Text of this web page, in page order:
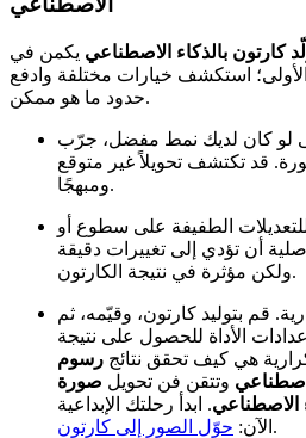
كارتون بالذكاء الاصطناعي يكمن في
الأولى؛ استكشف خيارات مختلفة وادفع
حدود ما هو ممكن.
لو كان لديك نمط مفضل، جرّب
قد تكتشف تحويلاً غير متوقع
ومبهجًا.
الطفيفة على سطوع أو
أن تؤدي إلى تغييرات دقيقة
ولكن مؤثرة في نتيجة الكارتون.
قم بتوليد كارتون، وقيّمه، ثم
الأداة للحصول على نتيجة
هي كيف تحقق نتائج رسوم
وتتقن فن تحويل صورة
الاصطناعي. ابدأ رحلتك الإبداعية
الآن: حوّل الصور إلى كارتون .